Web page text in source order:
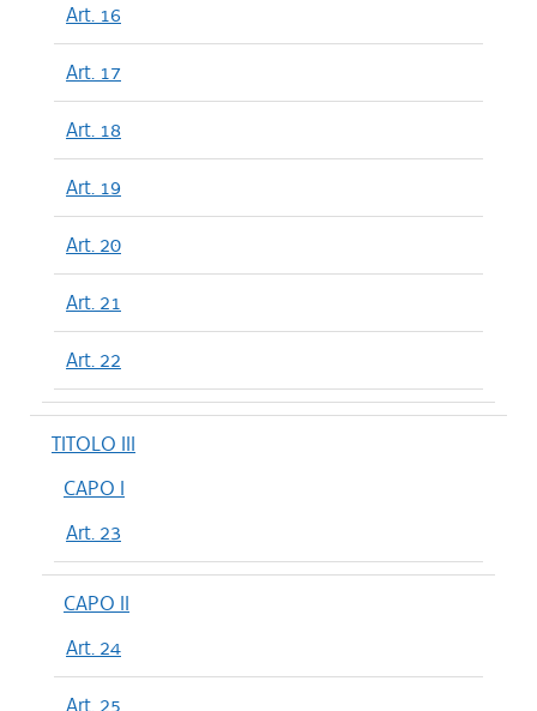
Art. 16
Art. 17
Art. 18
Art. 19
Art. 20
Art. 21
Art. 22
TITOLO III
CAPO I
Art. 23
CAPO II
Art. 24
Art. 25